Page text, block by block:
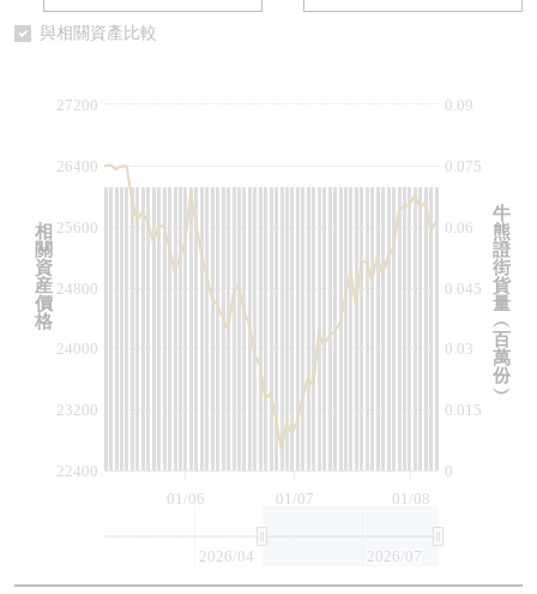
與相關資產比較
01/07
01/06 01/08
0
0.015
0.03
0.045
0.06
0.075
0.09
22400
23200
24000
24800
25600
26400
27200
2026/04 2026/07
牛
熊
證
街
貨
量
︵
百
萬
份
︶
相
關
資
産
價
格
認股證/牛熊證日誌
牛熊證到期結算價查詢
牛熊證文件及公告
牛熊證文件及公告 (瑞信)
中資ETFs溢價比較
收市競價變化